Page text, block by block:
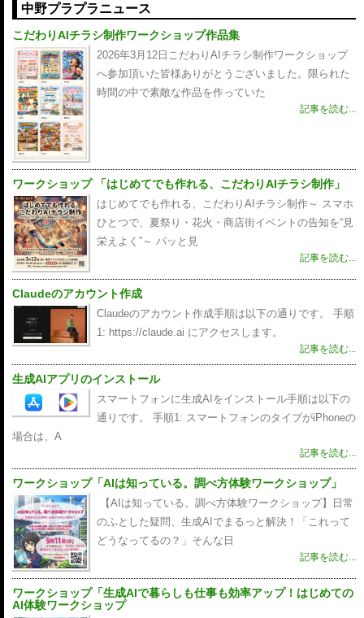
中野プラプラニュース
こだわりAIチラシ制作ワークショップ作品集
2026年3月12日こだわりAIチラシ制作ワークショップ
へ参加頂いた皆様ありがとうございました。限られた
時間の中で素敵な作品を作っていた
記事を読む...
ワークショップ 「はじめてでも作れる、こだわりAIチラシ制作」
はじめてでも作れる、こだわりAIチラシ制作～ スマホ
ひとつで、夏祭り・花火・商店街イベントの告知を“見
栄えよく”～ パッと見
記事を読む...
Claudeのアカウント作成
Claudeのアカウント作成手順は以下の通りです。 手順
1: https://claude.ai にアクセスします。
記事を読む...
生成AIアプリのインストール
スマートフォンに生成AIをインストール手順は以下の
通りです。 手順1: スマートフォンのタイプがiPhoneの
場合は、A
記事を読む...
ワークショップ「AIは知っている。調べ方体験ワークショップ」
【AIは知っている。調べ方体験ワークショップ】日常
のふとした疑問、生成AIでまるっと解決！「これって
どうなってるの？」そんな日
記事を読む...
ワークショップ「生成AIで暮らしも仕事も効率アップ！はじめての
AI体験ワークショップ